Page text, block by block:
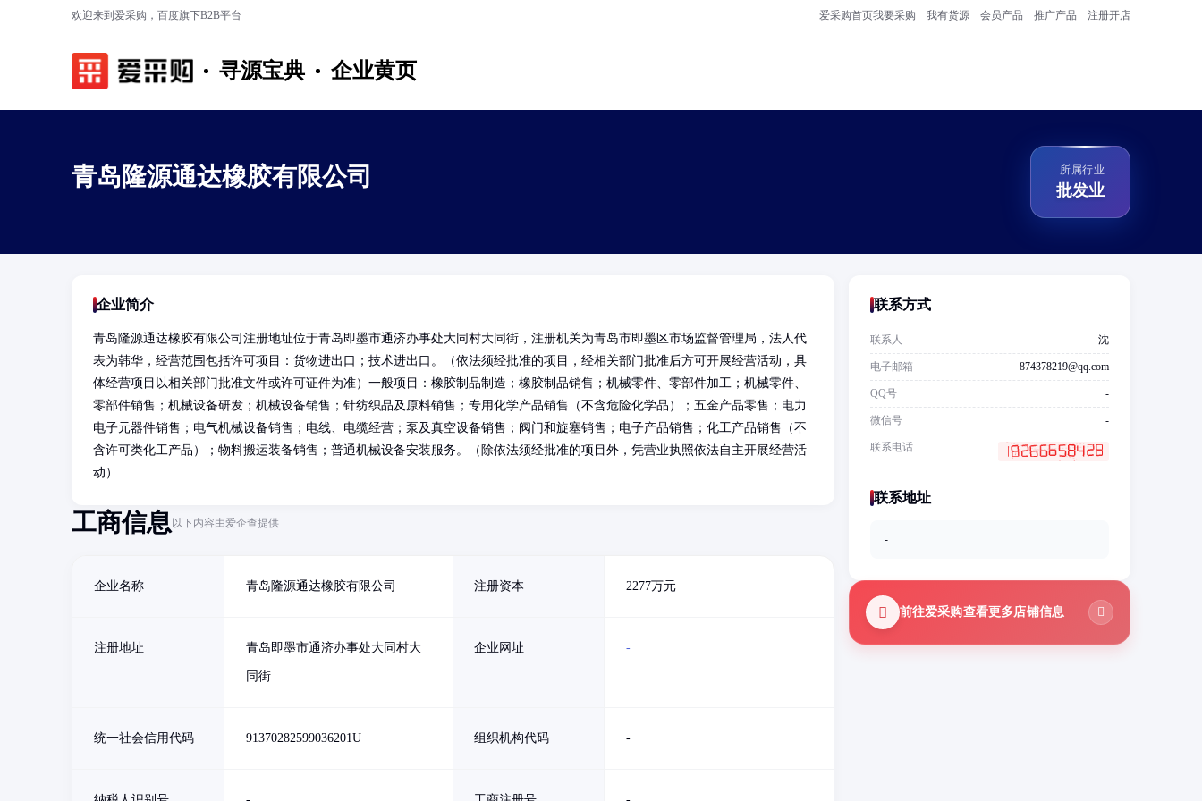
欢迎来到爱采购，百度旗下B2B平台 爱采购首页我要采购 我有货源 会员产品 推广产品 注册开店
寻源宝典 企业黄页
青岛隆源通达橡胶有限公司 所属行业
批发业
企业简介
青岛隆源通达橡胶有限公司注册地址位于青岛即墨市通济办事处大同村大同街，注册机关为青岛市即墨区市场监督管理局，法人代
表为韩华，经营范围包括许可项目：货物进出口；技术进出口。（依法须经批准的项目，经相关部门批准后方可开展经营活动，具
体经营项目以相关部门批准文件或许可证件为准）一般项目：橡胶制品制造；橡胶制品销售；机械零件、零部件加工；机械零件、
零部件销售；机械设备研发；机械设备销售；针纺织品及原料销售；专用化学产品销售（不含危险化学品）；五金产品零售；电力
电子元器件销售；电气机械设备销售；电线、电缆经营；泵及真空设备销售；阀门和旋塞销售；电子产品销售；化工产品销售（不
含许可类化工产品）；物料搬运装备销售；普通机械设备安装服务。（除依法须经批准的项目外，凭营业执照依法自主开展经营活
动）
工商信息以下内容由爱企查提供
企业名称 青岛隆源通达橡胶有限公司 注册资本 2277万元
注册地址 青岛即墨市通济办事处大同村大
同街
企业网址 -
统一社会信用代码 91370282599036201U 组织机构代码 -
联系方式
联系人 沈
电子邮箱 874378219@qq.com
QQ号 -
微信号 -
联系电话
联系地址
-
前往爱采购查看更多店铺信息